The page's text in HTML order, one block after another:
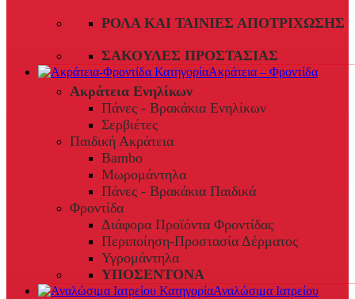
ΡΟΛΆ ΚΑΙ ΤΑΙΝΊΕΣ ΑΠΟΤΡΊΧΩΣΗΣ
ΣΑΚΟΎΛΕΣ ΠΡΟΣΤΑΣΊΑΣ
Ακράτεια – Φροντίδα
Ακράτεια Ενηλίκων
Πάνες - Βρακάκια Ενηλίκων
Σερβιέτες
Παιδική Ακράτεια
Bambo
Μωρομάντηλα
Πάνες - Βρακάκια Παιδικά
Φροντίδα
Διάφορα Προϊόντα Φροντίδας
Περιποίηση-Προστασία Δέρματος
Υγρομάντηλα
ΥΠΟΣΕΝΤΟΝΑ
Αναλώσιμα Ιατρείου